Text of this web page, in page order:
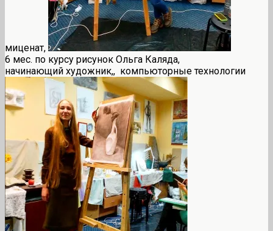
миценат,
6 мес. по курсу рисунок Ольга Каляда,
начинающий художник,, компьюторные технологии